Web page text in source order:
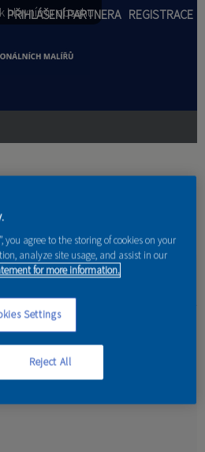
hlavnímu obsahu
PŘIHLÁŠENÍ PARTNERA REGISTRACE
you agree to the storing of cookies on your
analyze site usage, and assist in our
for more information.
Settings
Reject All